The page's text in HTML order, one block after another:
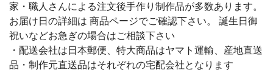
家・職人さんによる注文後手作り制作品が多数あります。
お届け日の詳細は 商品ページでご確認下さい。 誕生日御
祝いなどお急ぎの場合はご相談下さい
・配送会社は日本郵便、特大商品はヤマト運輸、産地直送
品・制作元直送品はそれぞれの宅配会社となります